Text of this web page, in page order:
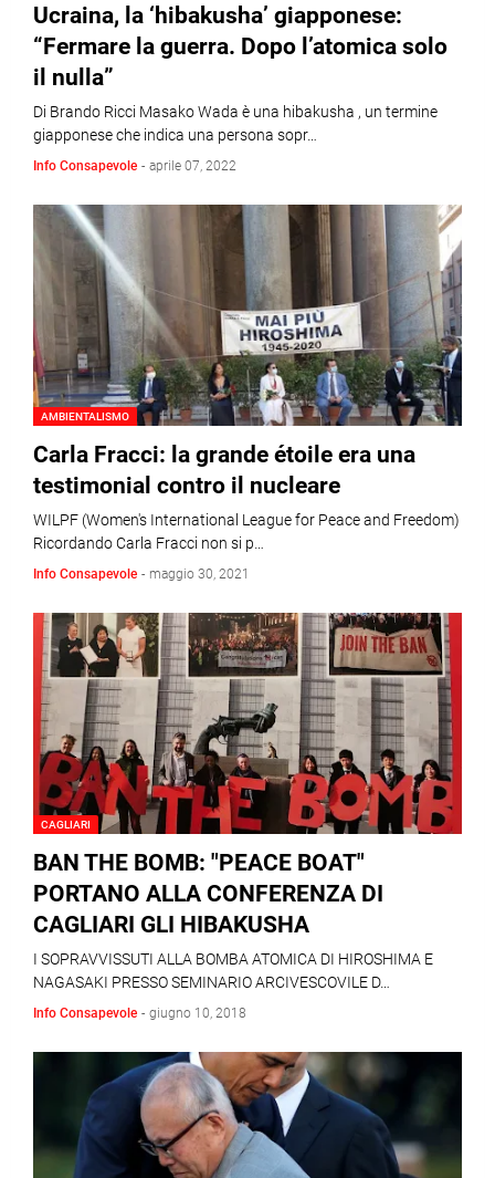
Ucraina, la ‘hibakusha’ giapponese:
“Fermare la guerra. Dopo l’atomica solo
il nulla”
Di Brando Ricci Masako Wada è una hibakusha , un termine
giapponese che indica una persona sopr…
Info Consapevole - aprile 07, 2022
AMBIENTALISMO
Carla Fracci: la grande étoile era una
testimonial contro il nucleare
WILPF (Women's International League for Peace and Freedom)
Ricordando Carla Fracci non si p…
Info Consapevole - maggio 30, 2021
CAGLIARI
BAN THE BOMB: "PEACE BOAT"
PORTANO ALLA CONFERENZA DI
CAGLIARI GLI HIBAKUSHA
I SOPRAVVISSUTI ALLA BOMBA ATOMICA DI HIROSHIMA E
NAGASAKI PRESSO SEMINARIO ARCIVESCOVILE D…
Info Consapevole - giugno 10, 2018